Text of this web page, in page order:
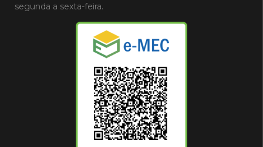
segunda a sexta-feira.